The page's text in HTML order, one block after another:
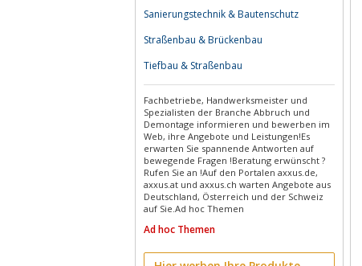
Sanierungstechnik & Bautenschutz
Straßenbau & Brückenbau
Tiefbau & Straßenbau
Fachbetriebe, Handwerksmeister und
Spezialisten der Branche Abbruch und
Demontage informieren und bewerben im
Web, ihre Angebote und Leistungen!Es
erwarten Sie spannende Antworten auf
bewegende Fragen !Beratung erwünscht ?
Rufen Sie an !Auf den Portalen axxus.de,
axxus.at und axxus.ch warten Angebote aus
Deutschland, Österreich und der Schweiz
auf Sie.Ad hoc Themen
Ad hoc Themen